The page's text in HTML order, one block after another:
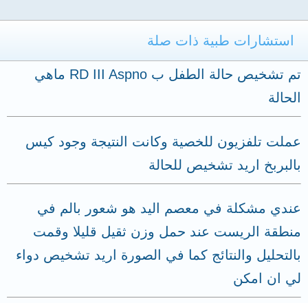
استشارات طبية ذات صلة
تم تشخيص حالة الطفل ب RD III Aspno ماهي
الحالة
عملت تلفزيون للخصية وكانت النتيجة وجود كيس
بالبربخ اريد تشخيص للحالة
عندي مشكلة في معصم اليد هو شعور بالم في
منطقة الريست عند حمل وزن ثقيل قليلا وقمت
بالتحليل والنتائج كما في الصورة اريد تشخيص دواء
لي ان امكن